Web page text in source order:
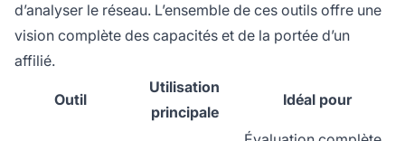
d’analyser le réseau. L’ensemble de ces outils offre une
vision complète des capacités et de la portée d’un
affilié.
Outil
Utilisation
principale
Idéal pour